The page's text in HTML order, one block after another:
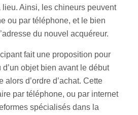
lieu. Ainsi, les chineurs peuvent
ou par téléphone, et le bien
du nouvel acquéreur.
fait une proposition pour
d’un objet bien avant le début
alors d’ordre d’achat. Cette
par téléphone, ou par internet
spécialisés dans la